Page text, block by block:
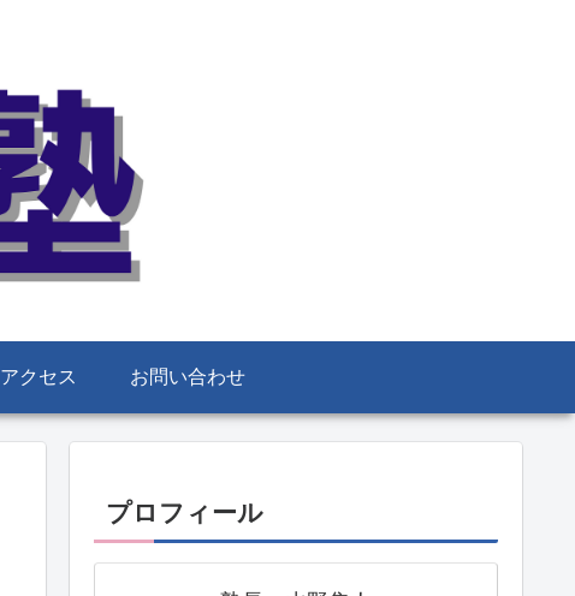
アクセス お問い合わせ
プロフィール